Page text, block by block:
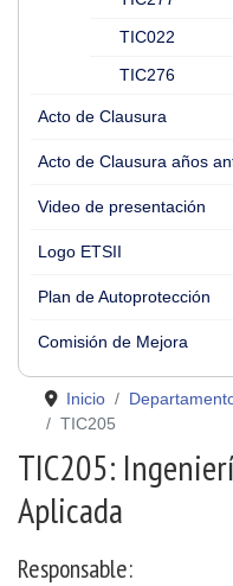
TIC022
TIC276
Acto de Clausura
Acto de Clausura años
Video de presentación
Logo ETSII
Plan de Autoprotección
Comisión de Mejora
Inicio
TIC205
TIC205:
Aplicada
Responsable: